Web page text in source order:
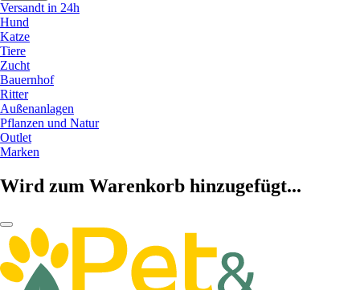
Versandt in 24h
Hund
Katze
Tiere
Zucht
Bauernhof
Ritter
Außenanlagen
Pflanzen und Natur
Outlet
Marken
Wird zum Warenkorb hinzugefügt...